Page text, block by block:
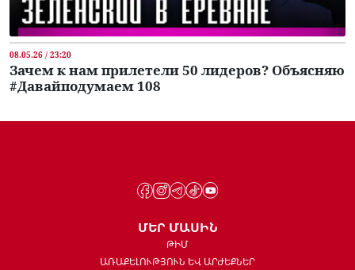
08.05.26 / 23:20
Зачем к нам прилетели 50 лидеров? Объясняю
#Давайподумаем 108
ՄԵՐ ՄԱՍԻՆ
ԹԻՄ
ԱՌԱՔԵԼՈՒԹՅՈՒՆ ԵՎ ԱՐԺԵՔՆԵՐ